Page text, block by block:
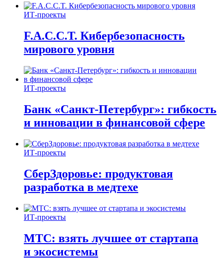
ИТ-проекты
F.A.C.C.T. Кибербезопасность
мирового уровня
ИТ-проекты
Банк «Санкт-Петербург»: гибкость
и инновации в финансовой сфере
ИТ-проекты
СберЗдоровье: продуктовая
разработка в медтехе
ИТ-проекты
МТС: взять лучшее от стартапа
и экосистемы